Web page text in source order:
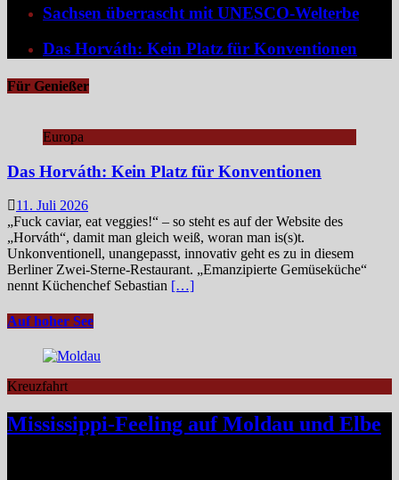
Sachsen überrascht mit UNESCO-Welterbe
Das Horváth: Kein Platz für Konventionen
Für Genießer
Europa
Das Horváth: Kein Platz für Konventionen
11. Juli 2026
„Fuck caviar, eat veggies!“ – so steht es auf der Website des
„Horváth“, damit man gleich weiß, woran man is(s)t.
Unkonventionell, unangepasst, innovativ geht es zu in diesem
Berliner Zwei-Sterne-Restaurant. „Emanzipierte Gemüseküche“
nennt Küchenchef Sebastian […]
Auf hoher See
Kreuzfahrt
Mississippi-Feeling auf Moldau und Elbe